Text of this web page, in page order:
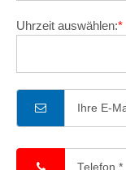
Uhrzeit auswählen:*